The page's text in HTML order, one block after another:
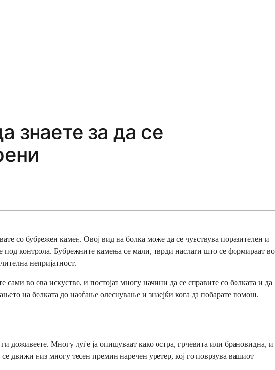
знаете за да се
со бубрежен камен. Овој вид на болка може да се чувствува поразителен и
под контрола. Бубрежните камења се мали, тврди наслаги што се формираат во
непријатност.
во ова искуство, и постојат многу начини да се справите со болката и да
на болката до наоѓање олеснување и знаејќи кога да побарате помош.
доживеете. Многу луѓе ја опишуваат како остра, грчевита или брановидна, и
движи низ многу тесен премин наречен уретер, кој го поврзува вашиот